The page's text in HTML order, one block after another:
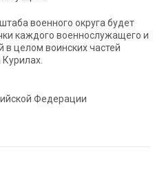
военного округа будет
каждого военнослужащего и
целом воинских частей
Федерации